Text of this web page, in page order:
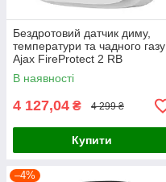
Бездротовий датчик диму,
температури та чадного газу
Ajax FireProtect 2 RB
(Heat/Smoke/CO) (8EU) White
В наявності
4 127,04 ₴ 4 299 ₴
Купити
–4%